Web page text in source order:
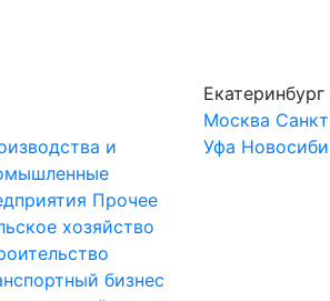
и
Прочее
хозяйство
бизнес
Екатеринбург
Москва
Уфа